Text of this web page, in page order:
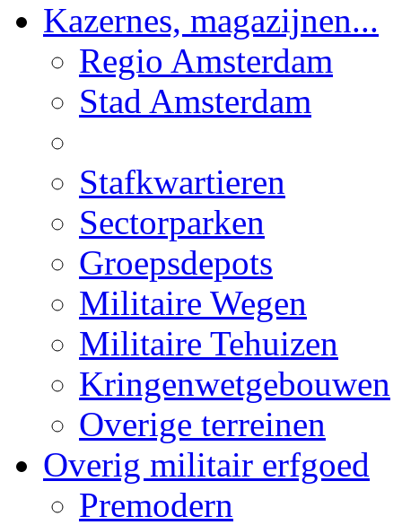
Kazernes, magazijnen...
Regio Amsterdam
Stad Amsterdam
Stafkwartieren
Sectorparken
Groepsdepots
Militaire Wegen
Militaire Tehuizen
Kringenwetgebouwen
Overige terreinen
Overig militair erfgoed
Premodern